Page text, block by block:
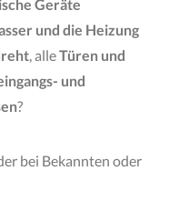
Geräte
und die Heizung
, alleTüren und
und
?
bei Bekannten oder